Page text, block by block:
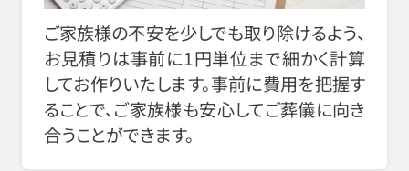
ご家族様の不安を少しでも取り除けるよう、
お見積りは事前に1円単位まで細かく計算
してお作りいたします。事前に費用を把握す
ることで、ご家族様も安心してご葬儀に向き
合うことができます。